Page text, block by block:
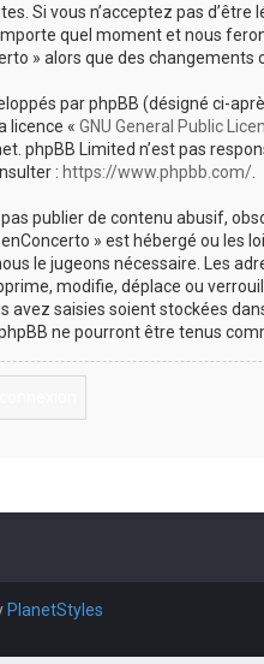
Si vous n’acceptez pas
quel moment et nous
» alors que des
par phpBB (désigné ci-
licence « GNU General Public
phpBB Limited n’est pas
: https://www.phpbb.com/.
publier de contenu abusif,
» est hébergé ou
le jugeons nécessaire. Les
modifie, déplace ou
avez saisies soient stockées
ne pourront être tenus
PlanetStyles